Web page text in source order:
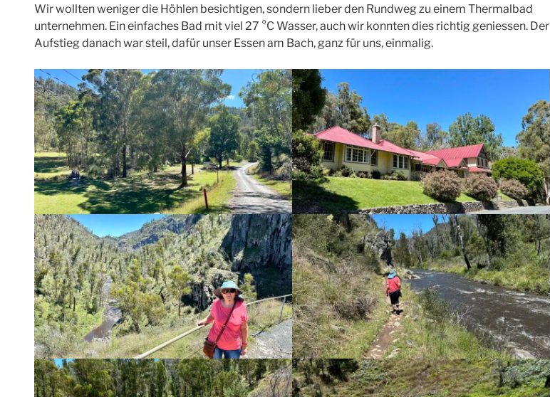
Wir wollten weniger die Höhlen besichtigen, sondern lieber den Rundweg zu einem Thermalbad
unternehmen. Ein einfaches Bad mit viel 27 °C Wasser, auch wir konnten dies richtig geniessen. Der
Aufstieg danach war steil, dafür unser Essen am Bach, ganz für uns, einmalig.